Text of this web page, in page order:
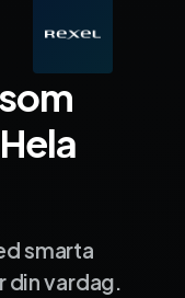
smarta
vardag.